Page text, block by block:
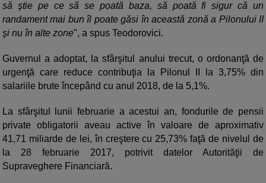
să ştie pe ce să se poată baza, să poată fi sigur că un
randament mai bun îl poate găsi în această zonă a Pilonului II
şi nu în alte zone", a spus Teodorovici.
Guvernul a adoptat, la sfârşitul anului trecut, o ordonanţă de
urgenţă care reduce contribuţia la Pilonul II la 3,75% din
salariile brute începând cu anul 2018, de la 5,1%.
La sfârşitul lunii februarie a acestui an, fondurile de pensii
private obligatorii aveau active în valoare de aproximativ
41,71 miliarde de lei, în creştere cu 25,73% faţă de nivelul de
la 28 februarie 2017, potrivit datelor Autorităţii de
Supraveghere Financiară.